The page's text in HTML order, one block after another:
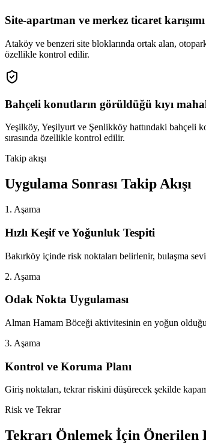
Site-apartman ve merkez ticaret karışımı
Ataköy ve benzeri site bloklarında ortak alan,
özellikle kontrol edilir.
Bahçeli konutların görüldüğü kıyı
Yeşilköy, Yeşilyurt ve Şenlikköy hattındaki bahçeli
sırasında özellikle kontrol edilir.
Takip akışı
Uygulama Sonrası Takip Akışı
1. Aşama
Hızlı Keşif ve Yoğunluk Tespiti
Bakırköy içinde risk noktaları belirlenir, bulaşma
2. Aşama
Odak Nokta Uygulaması
Alman Hamam Böceği aktivitesinin en yoğun
3. Aşama
Kontrol ve Koruma Planı
Giriş noktaları, tekrar riskini düşürecek şekilde
Risk ve Tekrar
Tekrarı Önlemek İçin Önerilen